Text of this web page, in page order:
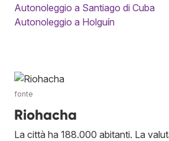
Autonoleggio a Santiago di Cuba
Autonoleggio a Holguín
fonte
Riohacha
La città ha 188.000 abitanti. La